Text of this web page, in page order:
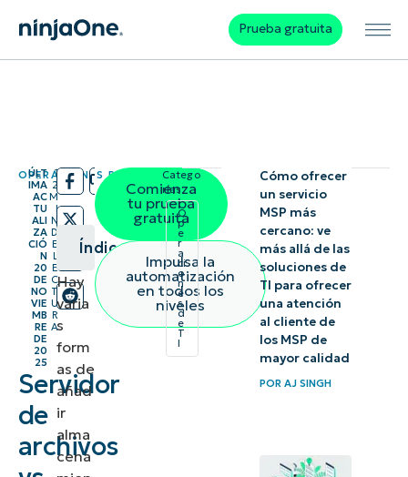
Prueba gratuita
OPERACIONES DE TI
/
ÚLT
IMA
AC
TU
ALI
ZA
CIÓ
N
20
DE
NO
VIE
MB
RE
DE
20
25
1
2
M
I
N
D
E
L
E
C
T
U
R
A
Servidor
de
archivos
Índice
Resumen
instantáneo
un
¿Qué es el
Hay
varia
s
form
as de
añad
ir
alma
cena
Comienza
tu prueba
gratuita
Impulsa la
automatización
en todos los
niveles
Catego
rías:
O
p
e
r
a
ci
o
n
e
s
d
e
T
I
Cómo ofrecer
un servicio
MSP más
cercano: ve
más allá de las
soluciones de
TI para ofrecer
una atención
al cliente de
los MSP de
mayor calidad
POR AJ SINGH